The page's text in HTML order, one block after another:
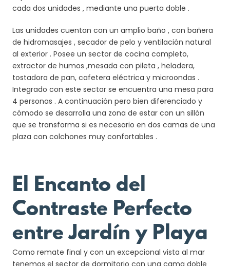
cada dos unidades , mediante una puerta doble .
Las unidades cuentan con un amplio baño , con bañera
de hidromasajes , secador de pelo y ventilación natural
al exterior . Posee un sector de cocina completo,
extractor de humos ,mesada con pileta , heladera,
tostadora de pan, cafetera eléctrica y microondas .
Integrado con este sector se encuentra una mesa para
4 personas . A continuación pero bien diferenciado y
cómodo se desarrolla una zona de estar con un sillón
que se transforma si es necesario en dos camas de una
plaza con colchones muy confortables .
El Encanto del
Contraste Perfecto
entre Jardín y Playa
Como remate final y con un excepcional vista al mar
tenemos el sector de dormitorio con una cama doble